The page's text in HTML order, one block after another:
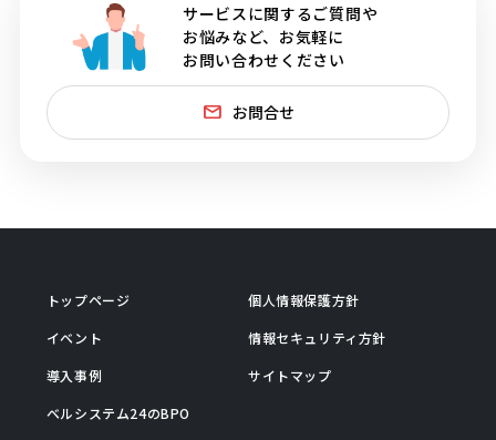
サービスに関するご質問や
お悩みなど、お気軽に
お問い合わせください
お問合せ
トップページ
イベント
導入事例
ベルシステム24のBPO
個人情報保護方針
情報セキュリティ方針
サイトマップ